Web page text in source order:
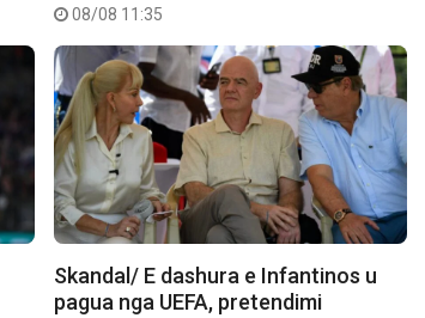
08/08 11:35
Skandal/ E dashura e Infantinos u
pagua nga UEFA, pretendimi